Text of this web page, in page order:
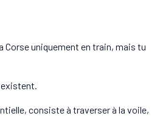
Corse uniquement en train, mais tu
consiste à traverser à la voile,